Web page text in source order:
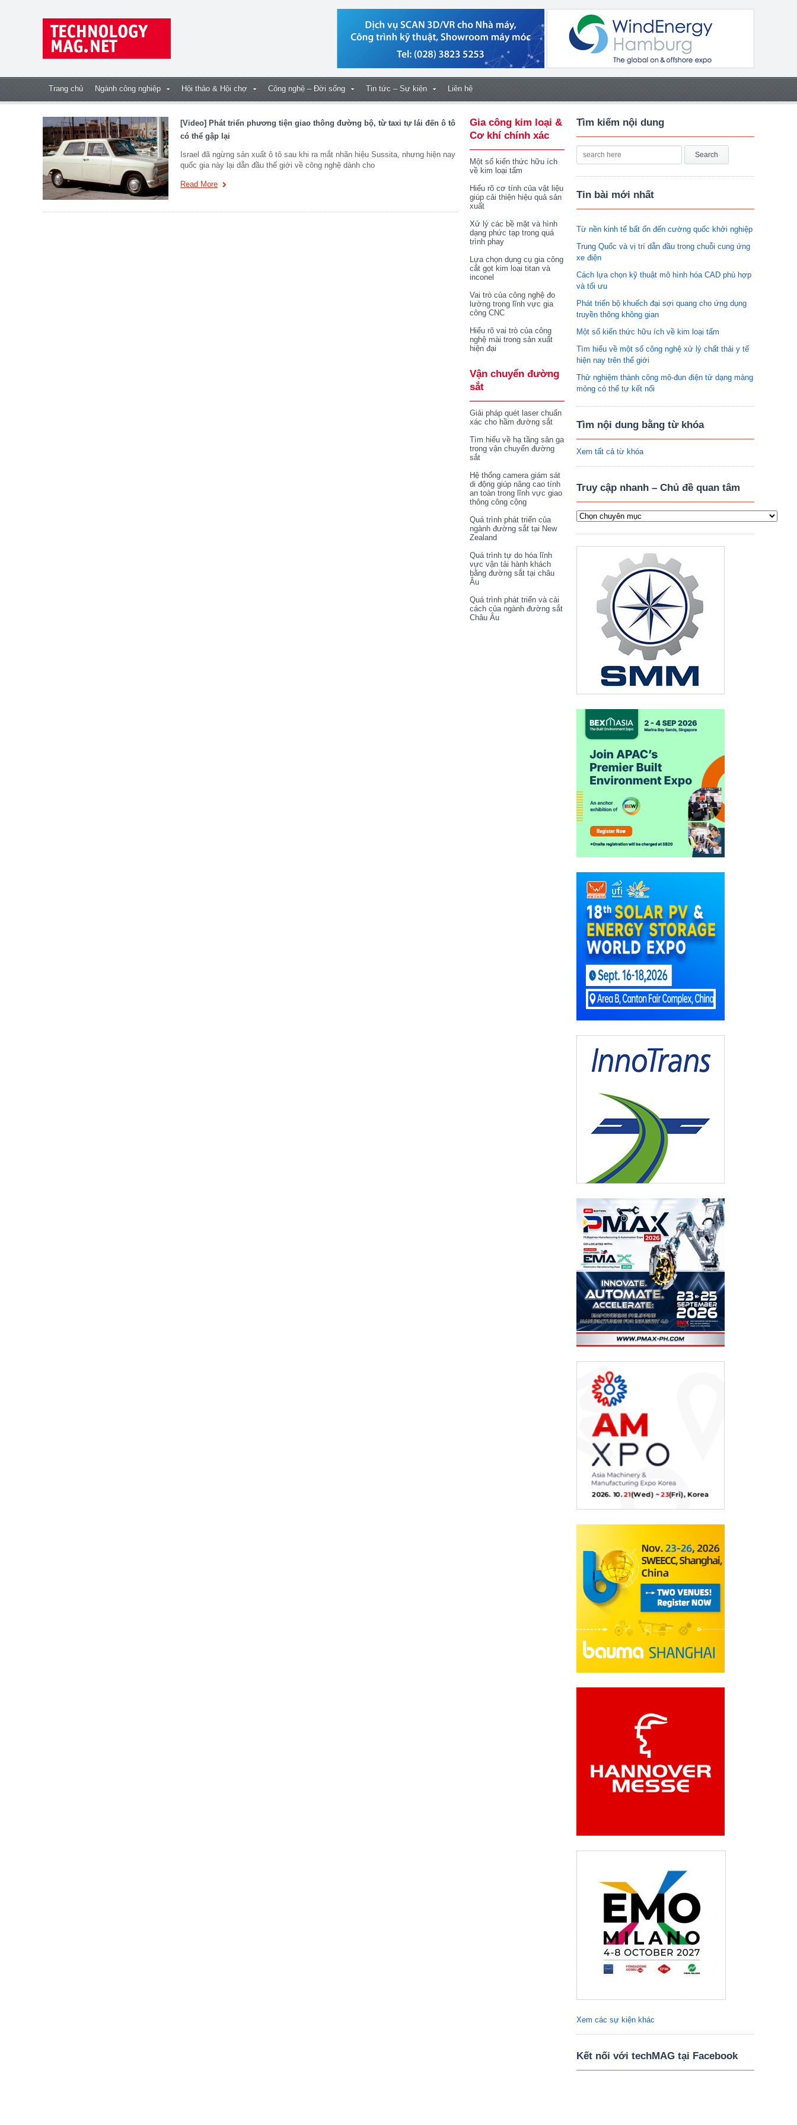
Trang chủ Ngành công nghiệp Hội thảo & Hội chợ Công nghệ – Đời sống Tin tức – Sự kiện Liên hệ
[Video] Phát triển phương tiện giao thông đường bộ, từ taxi tự lái đến ô tô
có thể gập lại
Israel đã ngừng sản xuất ô tô sau khi ra mắt nhãn hiệu Sussita, nhưng hiện nay
quốc gia này lại dẫn đầu thế giới về công nghệ dành cho
Read More
Gia công kim loại &
Cơ khí chính xác
Một số kiến thức hữu ích
về kim loại tấm
Hiểu rõ cơ tính của vật liệu
giúp cải thiện hiệu quả sản
xuất
Xử lý các bề mặt và hình
dạng phức tạp trong quá
trình phay
Lựa chọn dụng cụ gia công
cắt gọt kim loại titan và
inconel
Vai trò của công nghệ đo
lường trong lĩnh vực gia
công CNC
Hiểu rõ vai trò của công
nghệ mài trong sản xuất
hiện đại
Vận chuyển đường
sắt
Giải pháp quét laser chuẩn
xác cho hầm đường sắt
Tìm hiểu về hạ tầng sân ga
trong vận chuyển đường
sắt
Hệ thống camera giám sát
di động giúp nâng cao tính
an toàn trong lĩnh vực giao
thông công cộng
Quá trình phát triển của
ngành đường sắt tại New
Zealand
Quá trình tự do hóa lĩnh
vực vận tải hành khách
bằng đường sắt tại châu
Âu
Quá trình phát triển và cải
cách của ngành đường sắt
Châu Âu
Tìm kiếm nội dung
Tin bài mới nhất
Từ nền kinh tế bất ổn đến cường quốc khởi nghiệp
Trung Quốc và vị trí dẫn đầu trong chuỗi cung ứng
xe điện
Cách lựa chọn kỹ thuật mô hình hóa CAD phù hợp
và tối ưu
Phát triển bộ khuếch đại sợi quang cho ứng dụng
truyền thông không gian
Một số kiến thức hữu ích về kim loại tấm
Tìm hiểu về một số công nghệ xử lý chất thải y tế
hiện nay trên thế giới
Thử nghiệm thành công mô-đun điện tử dạng màng
mỏng có thể tự kết nối
Tìm nội dung bằng từ khóa
Xem tất cả từ khóa
Truy cập nhanh – Chủ đề quan tâm
Xem các sự kiện khác
Kết nối với techMAG tại Facebook